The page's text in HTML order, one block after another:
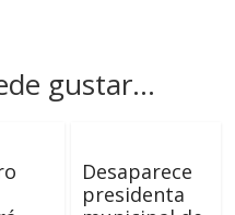
gustar...
Desaparece
presidenta